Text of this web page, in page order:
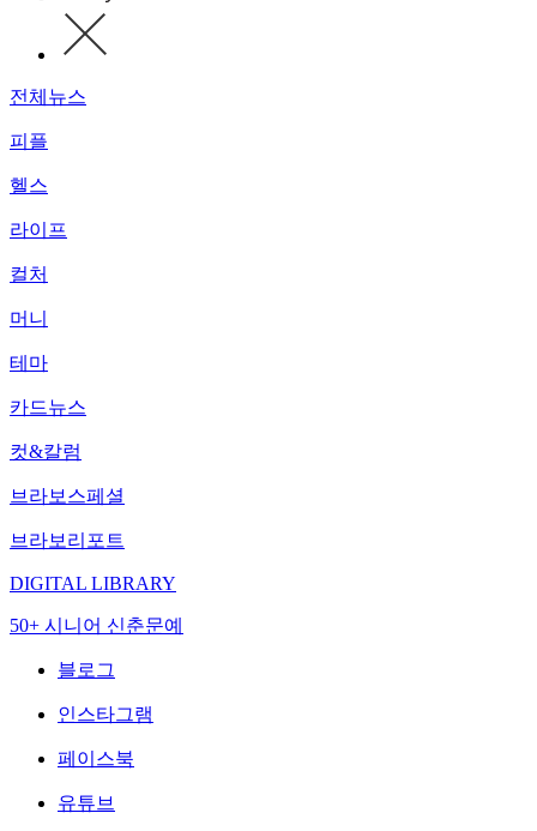
전체뉴스
피플
헬스
라이프
컬처
머니
테마
카드뉴스
컷&칼럼
브라보스페셜
브라보리포트
DIGITAL LIBRARY
50+ 시니어 신춘문예
블로그
인스타그램
페이스북
유튜브